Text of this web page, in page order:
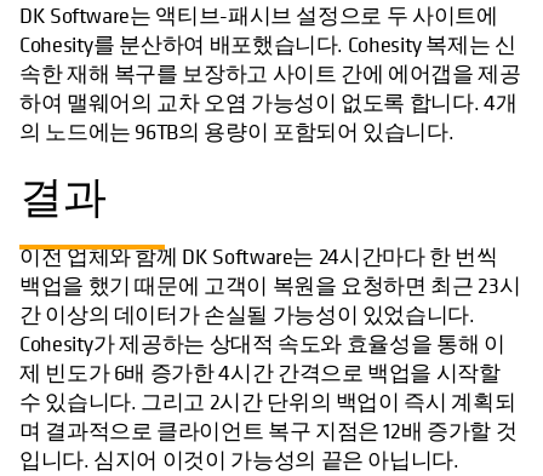
DK Software는 액티브-패시브 설정으로 두 사이트에
Cohesity를 분산하여 배포했습니다. Cohesity 복제는 신
속한 재해 복구를 보장하고 사이트 간에 에어갭을 제공
하여 맬웨어의 교차 오염 가능성이 없도록 합니다. 4개
의 노드에는 96TB의 용량이 포함되어 있습니다.
결과
이전 업체와 함께 DK Software는 24시간마다 한 번씩
백업을 했기 때문에 고객이 복원을 요청하면 최근 23시
간 이상의 데이터가 손실될 가능성이 있었습니다.
Cohesity가 제공하는 상대적 속도와 효율성을 통해 이
제 빈도가 6배 증가한 4시간 간격으로 백업을 시작할
수 있습니다. 그리고 2시간 단위의 백업이 즉시 계획되
며 결과적으로 클라이언트 복구 지점은 12배 증가할 것
입니다. 심지어 이것이 가능성의 끝은 아닙니다.